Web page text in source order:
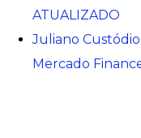
ATUALIZADO
Juliano
Mercado